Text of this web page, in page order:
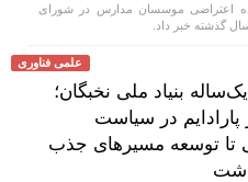
بررسی حدود هزار و ۲۰۰ پرونده اعتراضی موسسان مدارس در شورای
گذشته خبر داد.
علمی فناوری
بنیاد ملی نخبگان؛
پارادایم در سیاست
تا توسعه مسیر‌های جذب